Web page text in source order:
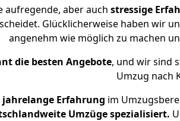
aufregende, aber auch stressige
Glücklicherweise haben wir
angenehm wie möglich zu machen
die besten Angebote, und wir sind
Umzug nach
jahrelange Erfahrung im
Umzüge spezialisiert.